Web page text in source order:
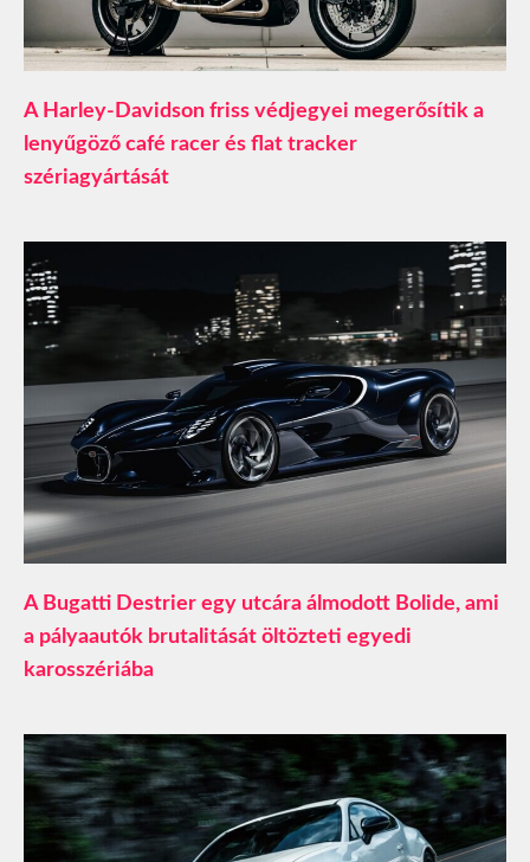
A Harley-Davidson friss védjegyei megerősítik a
lenyűgöző café racer és flat tracker
szériagyártását
A Bugatti Destrier egy utcára álmodott Bolide, ami
a pályaautók brutalitását öltözteti egyedi
karosszériába